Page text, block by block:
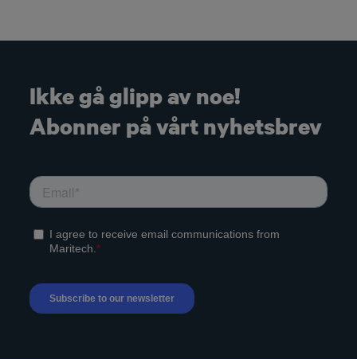
Ikke gå glipp av noe!
Abonner på vårt nyhetsbrev